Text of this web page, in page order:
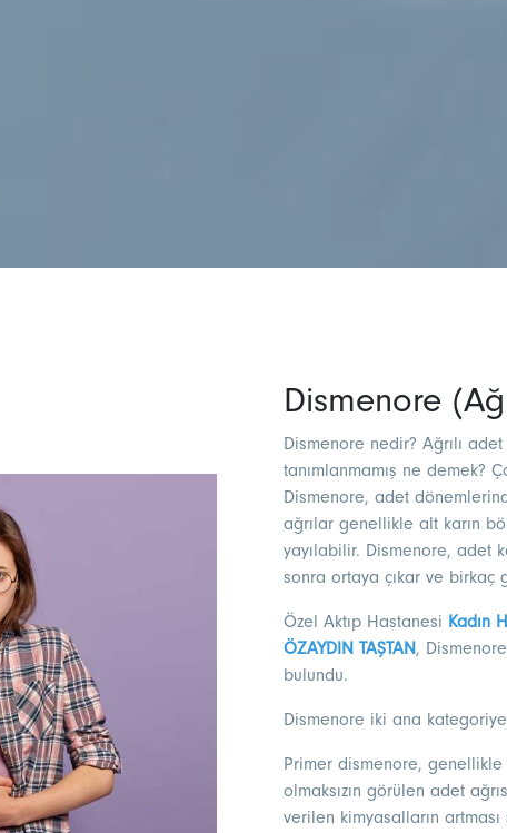
Dismenore
Dismenore nedir? Ağrılı
tanımlanmamış ne demek?
Dismenore, adet
ağrılar genellikle alt karın
yayılabilir. Dismenore, adet
sonra ortaya çıkar ve birkaç
Özel Aktıp Hastanesi Kadın
ÖZAYDIN TAŞTAN,
bulundu.
Dismenore iki ana
Primer dismenore,
olmaksızın görülen adet
verilen kimyasalların